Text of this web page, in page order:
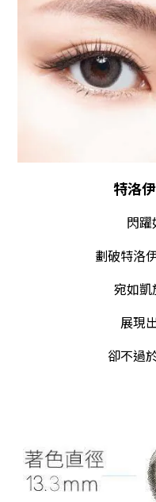
特洛
閃
劃破特洛
宛如凱
展現
卻不過